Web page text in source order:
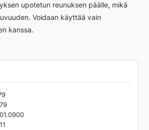
upotetun reunuksen päälle, mikä
Voidaan käyttää vain
kanssa.